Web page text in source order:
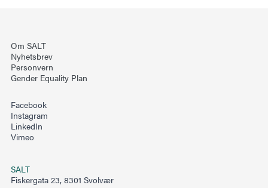
Om SALT
Nyhetsbrev
Personvern
Gender Equality Plan
Facebook
Instagram
LinkedIn
Vimeo
SALT
Fiskergata 23, 8301 Svolvær